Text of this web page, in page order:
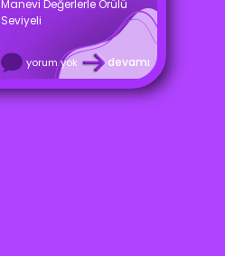
Manevi Değerlerle Örülü
Seviyeli
yorum yok devamı